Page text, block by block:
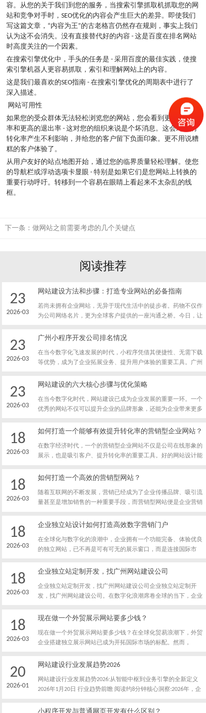
容。从您的关于我们到您的服务，当搜索引擎抓取机抓取您的网
站和竞争对手时，SEO优化的内容会产生巨大的差异。即使我们
写这篇文章，“内容为王”的古老格言仍然存在规则，事实上我们
认为这不会消失。没有直接替代好的内容 - 这是百度在排名网站
时高度关注的一个因素。
在搜索引擎优化中，手头的任务是 - 采用百度的最佳实践，使搜
索引擎机器人更容易抓取，索引和理解网站上的内容。
这是我们最喜欢的SEO指南 - 在搜索引擎优化的周期表中进行了
深入描述。
网站可用性
如果您的受众群体无法轻松浏览您的网站，您会看到更高的跳出
率和更高的退出率 - 这对您的组织来说是个坏消息。这会对您的
转化率产生不利影响，并给您的客户留下负面印象。更不用说糟
糕的客户体验了。
从用户友好的站点地图开始，通过您的临界质量轻松理解。使您
的导航栏或浮动选项卡显眼 - 特别是如果它们是您网站上转换的
重要行动呼吁。转移到一个容易在眼睛上看起来不太杂乱的线
框。
下一条： 做网站之前需要考虑的几个关键点
阅读推荐
23
2026-03
网站建设方法和步骤：打造专业网站的必备指南
若尚未拥有企业网站，无异于现代生活中的徒步者。药物不仅作
为公司网络名片，更为全球客户提供的一座沟通之桥。今日，让
业网站。1.网站建设的初心:为什么要建站？明确网站建设之目的
23
2026-03
广州小程序开发公司排名情况
在当今数字化飞速发展的时代，小程序凭借其便捷性、无需下载
等优势，成为了企业拓展业务、提升用户体验的重要工具。广州
么，广州小程序开发公司排名情况究竟如何呢？本文将为您进行
广州的企业对小程序的需求日益增长。无论是餐饮、零售、旅游
还是教育等行业，都希望通过小程序来吸引更多的客户，提高运
23
2026-03
网站建设的六大核心步骤与优化策略
在当今数字化时代，网站建设已成为企业发展的重要一环。一个
优秀的网站不仅可以提升企业的品牌形象，还能为企业带来更多
需要经历一系列核心步骤，并进行相应的优化策略。本文将深度
网站建设。一、明确网站目标与定位深度剖析:网站建设的六大
核心环节与优化策略揭秘在数字时代的浪潮中，网站建设已然成
18
2026-03
如何打造一个能够有效提升转化率的营销型企业网站？
在数字经济时代，一个的营销型企业网站不仅是公司在线形象的
展示，也是吸引客户、提升转化率的重要工具。好的网站设计能
探讨如何打造一个能够有效提升转化率的营销型企业网站。明确
过深入分析用户的特征、需求、兴趣和行为习惯，网站设计才能
更加精确。企业可以通过市场调研、用户访谈和数据分析等方
18
2026-03
如何打造一个高效的营销型网站？
随着互联网的不断发展，营销已经成为了企业传播品牌、吸引流
量甚至是增加销售的一种重要手段，而营销型网站便是企业营销
网站是指能够通过网站展现企业产品、服务、品牌或者战略的不
其他转化行为的一种网站。而要打造一个高效的营销型网站，离
不开以下几个方面的因素:一、设计与用户体验网站设计是影响
留存率和转化率，为网站的营销策略打下基础。
18
2026-03
企业独立站设计如何打造高效数字营销门户
在全球化与数字化的浪潮中，企业拥有一个功能完备、体验优良
的独立网站，已不再是可有可无的展示窗口，而是连接国际市
港澳大湾区、拥有深厚制造业基础和外贸传统的企业而言，打造
态、开拓新渠道的关键一步。一个高效的独立站，其意义远不止
于“网上名片”。它是一个全天候的全球业务展厅，一个精准的客
牌故事与专业价值的直接传达者。
18
2026-03
企业独立站定制开发，找广州网站建设公司
企业独立站定制开发，找广州网站建设公司企业独立站定制开
发，找广州网站建设公司。在数字化浪潮席卷全球的当下，企业
站的千篇一律，企业独立站定制开发通过深度融合品牌基因与业
的前沿阵地，汇聚了众多具备国际化视野与技术实力的建站服务
商，其中广州市网站制作凭借十年行业深耕，成为企业定制化独
企业独立站定制开发的核心在于“精准匹配”。
18
2026-03
现在做一个外贸展示网站要多少钱？
现在做一个外贸展示网站要多少钱？在全球化贸易浪潮下，外贸
企业搭建独立展示网站已成为开拓国际市场的标配。然而，
时的核心疑问。本文将结合行业数据与广州网站制作的典型案
网站:8000-15000元起步对于初创企业或测试市场的外贸团队，基
础展示型网站是性价比之选。这类网站通常包含5-10个页面，支
20
2026-01
网站建设行业发展趋势2026
网站建设行业发展趋势2026:从智能中枢到业务引擎的全新定义
2026年1月20日 行业趋势前瞻 阅读约8分钟核心洞察:2026年，企
着全球网站建设市场以约6.3%的年复合增长率持续扩张，技术驱